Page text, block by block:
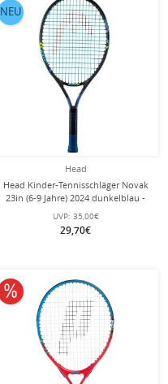
Head
Head Kinder-Tennisschläger Novak
23in (6-9 Jahre) 2024 dunkelblau -
besaitet -
UVP: 35,00€
29,70€
NEU
10% reduziert